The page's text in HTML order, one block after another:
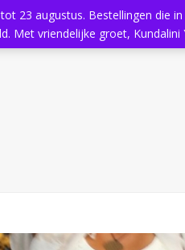
Aanbod Kundalini Yoga
23 augustus. Bestellingen
Met vriendelijke groet, Kundalini